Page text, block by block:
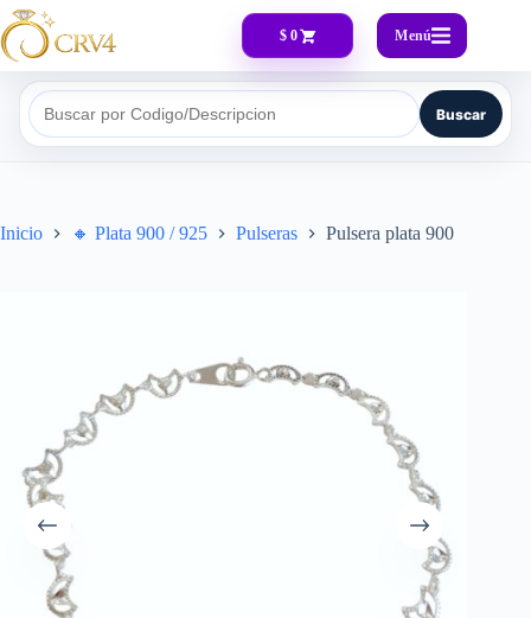
$ 0 Menú
Buscar por Codigo/Descripcion Buscar
Inicio 🔸​ Plata 900 / 925 Pulseras Pulsera plata 900